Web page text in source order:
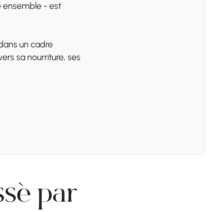
ensemble - est
un cadre
sa nourriture, ses
par